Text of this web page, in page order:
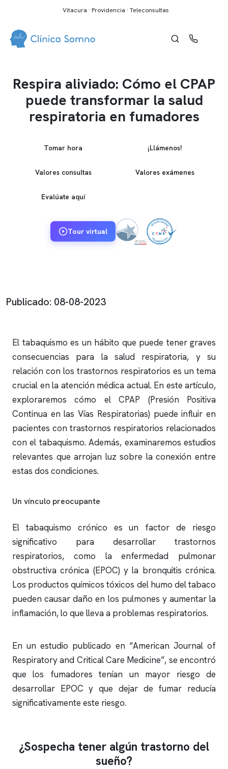
Vitacura · Providencia · Teleconsultas
Respira aliviado: Cómo el CPAP
puede transformar la salud
respiratoria en fumadores
Tomar hora ¡Llámenos!
Valores consultas Valores exámenes
Evalúate aquí
Tour virtual
Publicado: 08-08-2023
El tabaquismo es un hábito que puede tener graves
consecuencias para la salud respiratoria, y su
relación con los trastornos respiratorios es un tema
crucial en la atención médica actual. En este artículo,
exploraremos cómo el CPAP (Presión Positiva
Continua en las Vías Respiratorias) puede influir en
pacientes con trastornos respiratorios relacionados
con el tabaquismo. Además, examinaremos estudios
relevantes que arrojan luz sobre la conexión entre
estas dos condiciones.
Un vínculo preocupante
El tabaquismo crónico es un factor de riesgo
significativo para desarrollar trastornos
respiratorios, como la enfermedad pulmonar
obstructiva crónica (EPOC) y la bronquitis crónica.
Los productos químicos tóxicos del humo del tabaco
pueden causar daño en los pulmones y aumentar la
inflamación, lo que lleva a problemas respiratorios.
En un estudio publicado en “American Journal of
Respiratory and Critical Care Medicine”, se encontró
que los fumadores tenían un mayor riesgo de
desarrollar EPOC y que dejar de fumar reducía
significativamente este riesgo.
¿Sospecha tener algún trastorno del
sueño?